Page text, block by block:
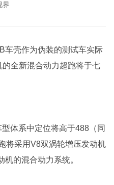
界
车壳作为伪装的测试车实际
全新混合动力超跑将于七
体系中定位将高于488（同
将采用V8双涡轮增压发动机
的混合动力系统。